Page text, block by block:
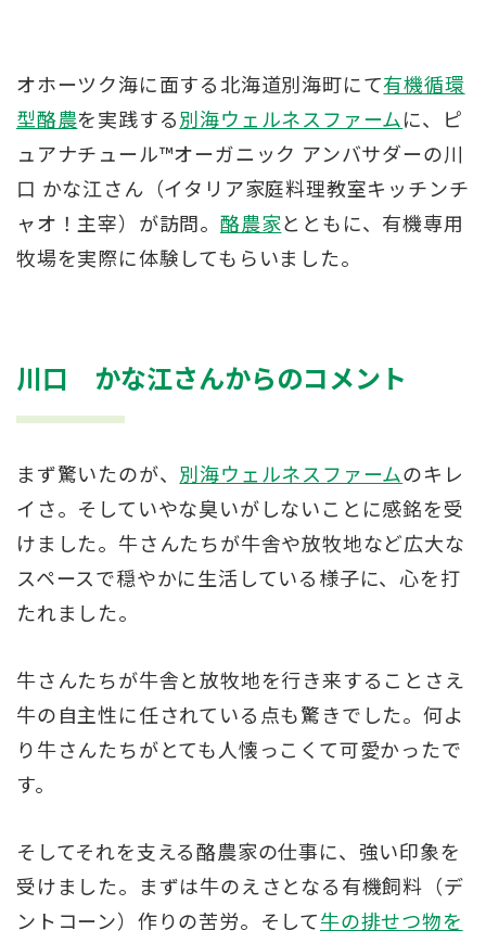
オホーツク海に面する北海道別海町にて有機循環
型酪農を実践する別海ウェルネスファームに、ピ
ュアナチュール™オーガニック アンバサダーの川
口 かな江さん（イタリア家庭料理教室キッチンチ
ャオ！主宰）が訪問。酪農家とともに、有機専用
牧場を実際に体験してもらいました。
川口 かな江さんからのコメント
まず驚いたのが、 別海ウェルネスファームのキレ
イさ。そしていやな臭いがしないことに感銘を受
けました。牛さんたちが牛舎や放牧地など広大な
スペースで穏やかに生活している様子に、心を打
たれました。
牛さんたちが牛舎と放牧地を行き来することさえ
牛の自主性に任されている点も驚きでした。何よ
り牛さんたちがとても人懐っこくて可愛かったで
す。
そしてそれを支える酪農家の仕事に、強い印象を
受けました。まずは牛のえさとなる有機飼料（デ
ントコーン）作りの苦労。そして牛の排せつ物を